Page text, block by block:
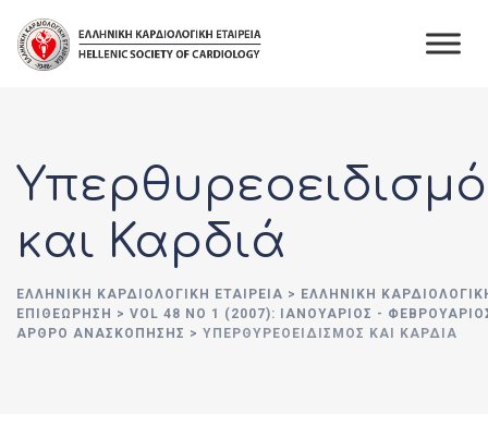
content
και Καρδιά
ΕΛΛΗΝΙΚΉ ΚΑΡΔΙΟΛΟΓΙΚΉ ΕΤΑΙΡΕΊΑ > ΕΛΛΗΝΙΚΗ
ΕΠΙΘΕΩΡΗΣΗ > VOL 48 NO 1 (2007): ΙΑΝΟΥΆΡΙΟΣ -
ΑΡΘΡΟ ΑΝΑΣΚΟΠΗΣΗΣ > ΥΠΕΡΘΥΡΕΟΕΙΔΙΣΜΌΣ ΚΑΙ ΚΑΡΔΙΆ